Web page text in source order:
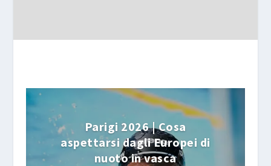
Parigi 2026 | Cosa
aspettarsi dagli Europei di
nuoto in vasca